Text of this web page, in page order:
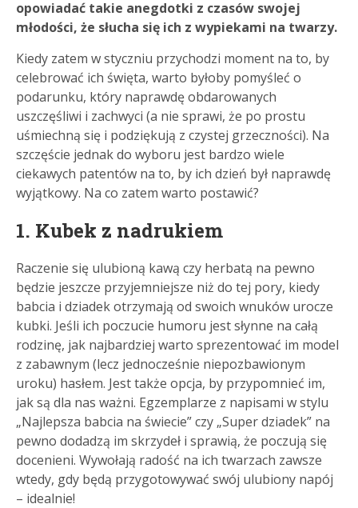
opowiadać takie anegdotki z czasów swojej
młodości, że słucha się ich z wypiekami na twarzy.
Kiedy zatem w styczniu przychodzi moment na to, by
celebrować ich święta, warto byłoby pomyśleć o
podarunku, który naprawdę obdarowanych
uszczęśliwi i zachwyci (a nie sprawi, że po prostu
uśmiechną się i podziękują z czystej grzeczności). Na
szczęście jednak do wyboru jest bardzo wiele
ciekawych patentów na to, by ich dzień był naprawdę
wyjątkowy. Na co zatem warto postawić?
1. Kubek z nadrukiem
Raczenie się ulubioną kawą czy herbatą na pewno
będzie jeszcze przyjemniejsze niż do tej pory, kiedy
babcia i dziadek otrzymają od swoich wnuków urocze
kubki. Jeśli ich poczucie humoru jest słynne na całą
rodzinę, jak najbardziej warto sprezentować im model
z zabawnym (lecz jednocześnie niepozbawionym
uroku) hasłem. Jest także opcja, by przypomnieć im,
jak są dla nas ważni. Egzemplarze z napisami w stylu
„Najlepsza babcia na świecie” czy „Super dziadek” na
pewno dodadzą im skrzydeł i sprawią, że poczują się
docenieni. Wywołają radość na ich twarzach zawsze
wtedy, gdy będą przygotowywać swój ulubiony napój
– idealnie!